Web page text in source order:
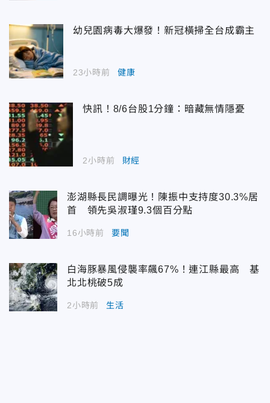
幼兒園病毒大爆發！新冠橫掃全台成霸主
23小時前 健康
快訊！8/6台股1分鐘：暗藏無情隱憂
2小時前 財經
澎湖縣長民調曝光！陳振中支持度30.3%居
首 領先吳淑瑾9.3個百分點
16小時前 要聞
白海豚暴風侵襲率飆67%！連江縣最高 基
北北桃破5成
2小時前 生活